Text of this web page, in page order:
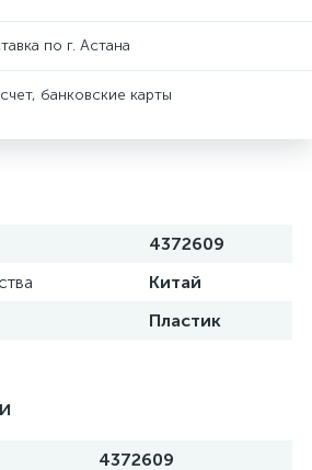
по г. Астана
банковские карты
4372609
Китай
Пластик
4372609